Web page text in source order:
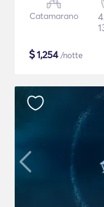
Catamarano
$1,254/notte